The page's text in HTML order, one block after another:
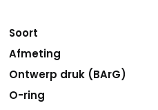
Soort
Afmeting
Ontwerp druk (BArG)
O-ring